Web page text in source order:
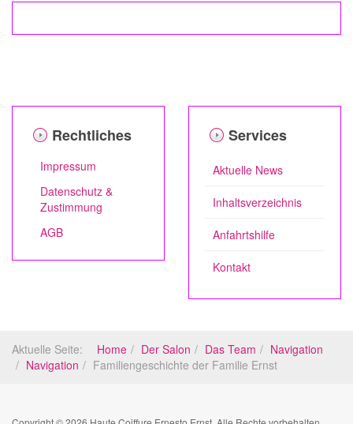
Rechtliches
Impressum
Datenschutz &
Zustimmung
AGB
Services
Aktuelle News
Inhaltsverzeichnis
Anfahrtshilfe
Kontakt
Aktuelle Seite: Home Der Salon Das Team
Navigation
Navigation
Familiengeschichte der Familie Ernst